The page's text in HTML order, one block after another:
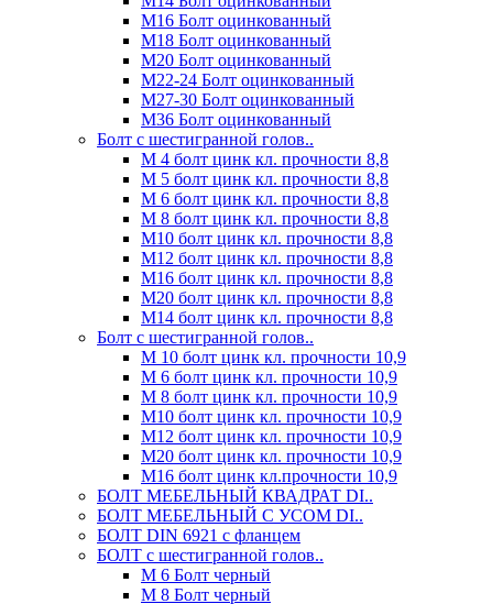
М16 Болт оцинкованный
М18 Болт оцинкованный
М20 Болт оцинкованный
М22-24 Болт оцинкованный
М27-30 Болт оцинкованный
М36 Болт оцинкованный
Болт с шестигранной голов..
М 4 болт цинк кл. прочности 8,8
М 5 болт цинк кл. прочности 8,8
М 6 болт цинк кл. прочности 8,8
М 8 болт цинк кл. прочности 8,8
М10 болт цинк кл. прочности 8,8
М12 болт цинк кл. прочности 8,8
М16 болт цинк кл. прочности 8,8
М20 болт цинк кл. прочности 8,8
М14 болт цинк кл. прочности 8,8
Болт с шестигранной голов..
М 10 болт цинк кл. прочности 10,9
М 6 болт цинк кл. прочности 10,9
М 8 болт цинк кл. прочности 10,9
М10 болт цинк кл. прочности 10,9
М12 болт цинк кл. прочности 10,9
М20 болт цинк кл. прочности 10,9
М16 болт цинк кл.прочности 10,9
БОЛТ МЕБЕЛЬНЫЙ КВАДРАТ DI..
БОЛТ МЕБЕЛЬНЫЙ С УСОМ DI..
БОЛТ DIN 6921 c фланцем
БОЛТ с шестигранной голов..
М 6 Болт черный
М 8 Болт черный